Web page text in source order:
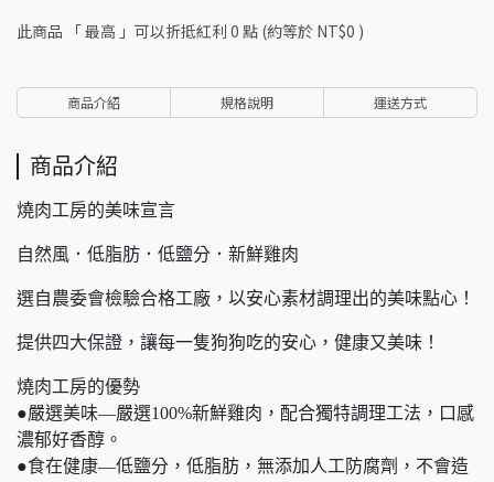
此商品 「 最高 」可以折抵紅利 0 點 (約等於 NT$0 )
商品介紹 規格說明 運送方式
商品介紹
燒肉工房的美味宣言
自然風．低脂肪．低鹽分．新鮮雞肉
選自農委會檢驗合格工廠，以安心素材調理出的美味點心！
提供四大保證，讓每一隻狗狗吃的安心，健康又美味！
燒肉工房的優勢
●嚴選美味—嚴選100%新鮮雞肉，配合獨特調理工法，口感
濃郁好香醇。
●食在健康—低鹽分，低脂肪，無添加人工防腐劑，不會造